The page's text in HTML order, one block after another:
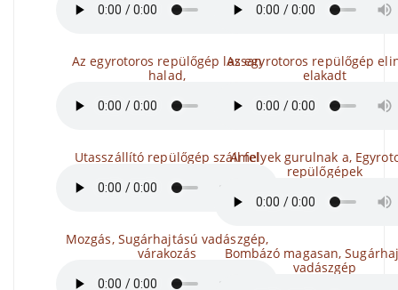
Az egyrotoros repülőgép lassan
halad,
Utasszállító repülőgép száll fel
Mozgás, Sugárhajtású vadászgép,
várakozás
Az egyrotoros repülőgép
elakadt
Amelyek gurulnak a,
repülőgépek
Bombázó magasan,
vadászgép